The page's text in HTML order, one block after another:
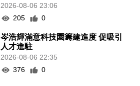
2026-08-06 23:06
205
0
岑浩輝滿意科技園籌建進度 促吸引
人才進駐
2026-08-06 22:35
376
0